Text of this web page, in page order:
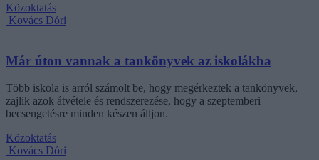
Közoktatás
Kovács Dóri
Már úton vannak a tankönyvek az iskolákba
Több iskola is arról számolt be, hogy megérkeztek a tankönyvek,
zajlik azok átvétele és rendszerezése, hogy a szeptemberi
becsengetésre minden készen álljon.
Közoktatás
Kovács Dóri